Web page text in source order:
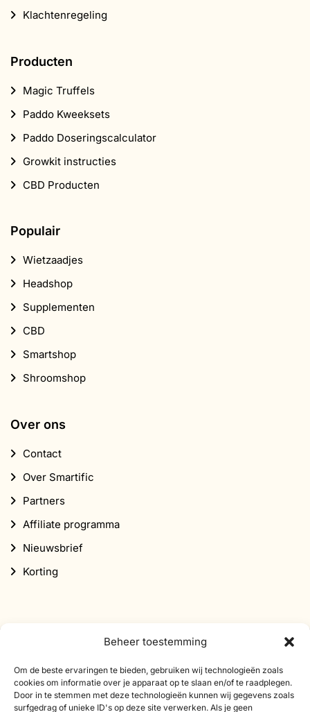
Beheer toestemming
Om de beste ervaringen te bieden, gebruiken wij technologieën zoals
cookies om informatie over je apparaat op te slaan en/of te raadplegen.
Door in te stemmen met deze technologieën kunnen wij gegevens zoals
surfgedrag of unieke ID's op deze site verwerken. Als je geen
Klachtenregeling
Producten
Magic Truffels
Paddo Kweeksets
Paddo Doseringscalculator
Growkit instructies
CBD Producten
Populair
Wietzaadjes
Headshop
Supplementen
CBD
Smartshop
Shroomshop
Over ons
Contact
Over Smartific
Partners
Affiliate programma
Nieuwsbrief
Korting
Abonneer je op onze nieuwsbrief
Schrijf je in voor onze nieuwsbrief en ontvang 10%